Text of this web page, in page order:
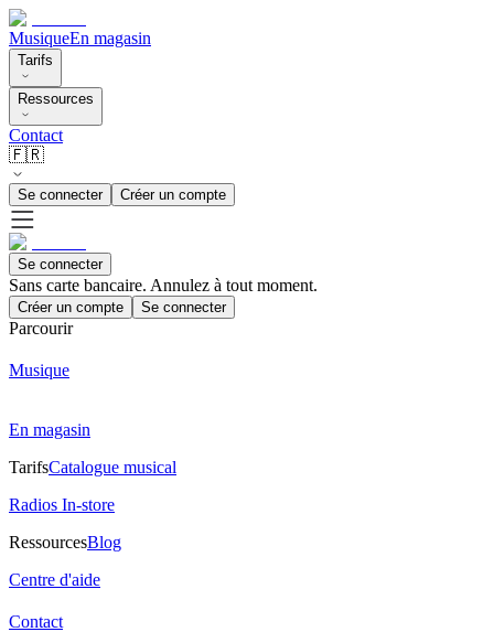
MusiqueEn magasin
Tarifs
Ressources
Contact
🇫🇷
Se connecter Créer un compte
Se connecter
Sans carte bancaire. Annulez à tout moment.
Créer un compte Se connecter
Parcourir
Musique
En magasin
TarifsCatalogue musical
Radios In-store
RessourcesBlog
Centre d'aide
Contact